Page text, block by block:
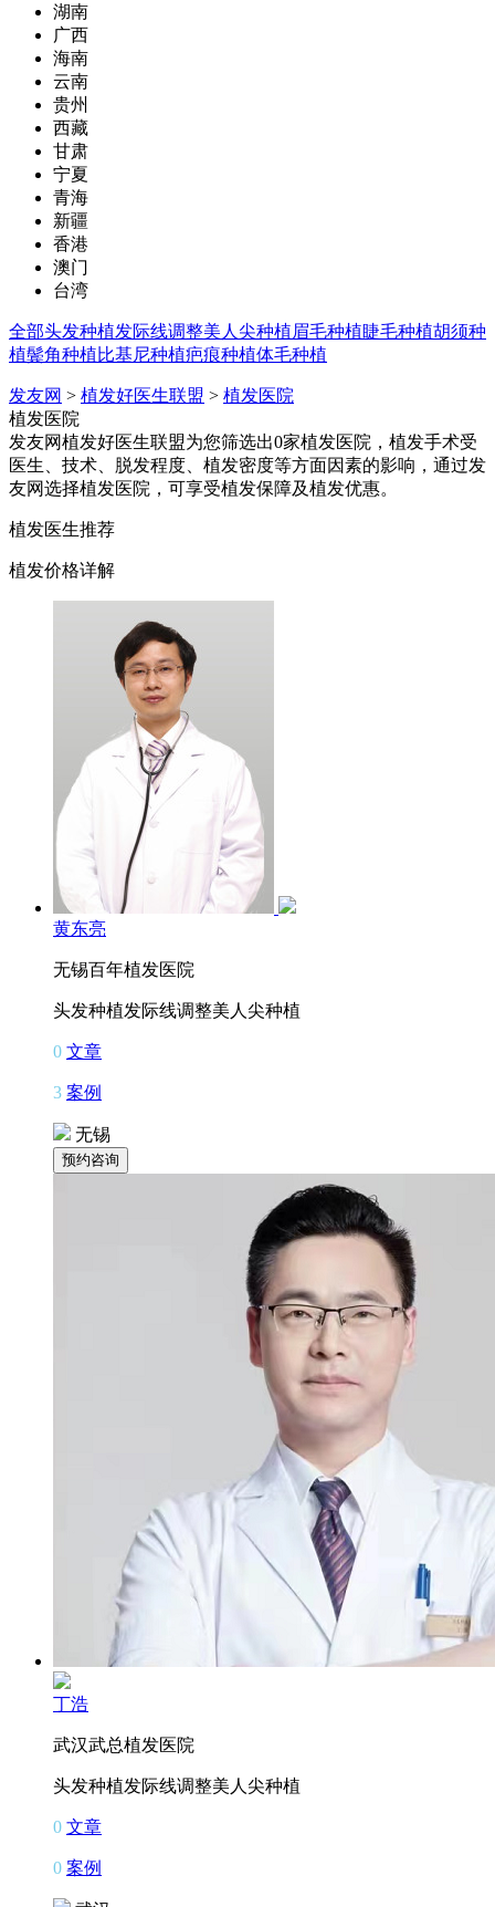
湖南
广西
海南
云南
贵州
西藏
甘肃
宁夏
青海
新疆
香港
澳门
台湾
全部头发种植发际线调整美人尖种植眉毛种植睫毛种植胡须种
植鬓角种植比基尼种植疤痕种植体毛种植
发友网 > 植发好医生联盟 > 植发医院
植发医院
发友网植发好医生联盟为您筛选出0家植发医院，植发手术受
医生、技术、脱发程度、植发密度等方面因素的影响，通过发
友网选择植发医院，可享受植发保障及植发优惠。
植发医生推荐
植发价格详解
黄东亮
无锡百年植发医院
头发种植发际线调整美人尖种植
0 文章
3 案例
无锡
丁浩
武汉武总植发医院
头发种植发际线调整美人尖种植
0 文章
0 案例